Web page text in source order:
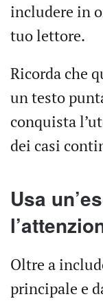
includere in
tuo lettore.
Ricorda che
un testo
conquista
dei casi
Usa
Oltre a
principale e